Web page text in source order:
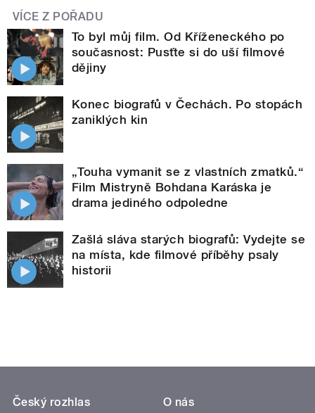
VÍCE Z POŘADU
To byl můj film. Od Kříženeckého po
současnost: Pusťte si do uší filmové
dějiny
Konec biografů v Čechách. Po stopách
zaniklých kin
„Touha vymanit se z vlastních zmatků.“
Film Mistryně Bohdana Karáska je
drama jediného odpoledne
Zašlá sláva starých biografů: Vydejte se
na místa, kde filmové příběhy psaly
historii
Český rozhlas
O nás